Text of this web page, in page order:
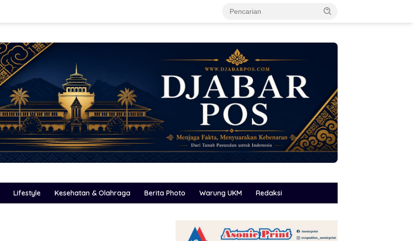
Lifestyle Kesehatan & Olahraga Berita Photo Warung UKM Redaksi